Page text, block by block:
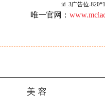
id_3广告位-
唯一官网：
美 容